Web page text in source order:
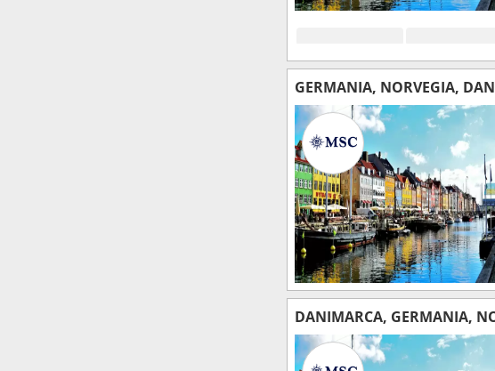
GERMANIA, NORVEGIA,
DANIMARCA, GERMANIA,